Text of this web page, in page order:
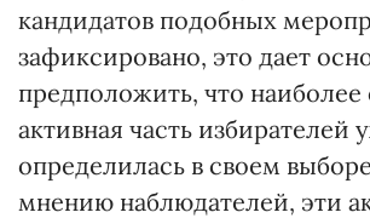
кандидатов подобных
зафиксировано, это дает
предположить, что наиболее
активная часть избирателей
определилась в своем
мнению наблюдателей, эти